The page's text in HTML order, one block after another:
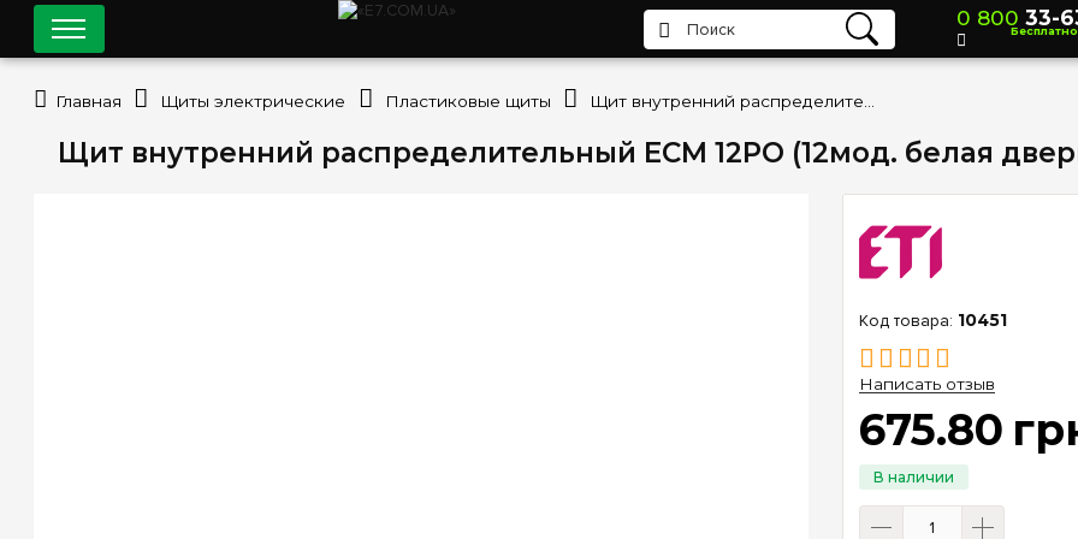
Щит внутренний распределительный ECM 12PO (12мод. белая
10451
Написать отзыв
675.80
0 800 33-
Бесплатно
Главная Щиты электрические Пластиковые щиты